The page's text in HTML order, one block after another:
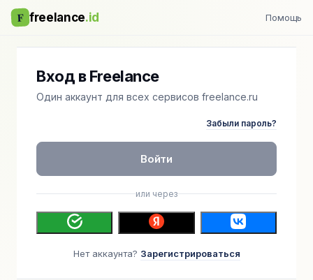
F freelance.id Помощь
Вход в Freelance
Один аккаунт для всех сервисов freelance.ru
Забыли пароль?
Войти
или через
Нет аккаунта? Зарегистрироваться